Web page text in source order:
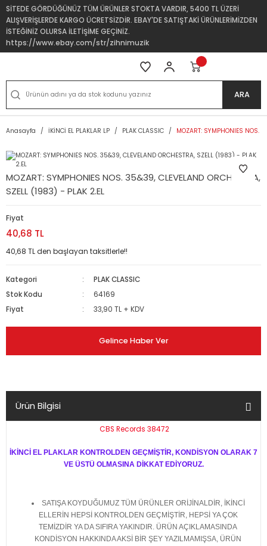
SİTEDE GÖRDÜĞÜNÜZ TÜM ÜRÜNLER STOKTA VARDIR, 5400 TL ÜZERİ
ALIŞVERİŞLERDE KARGO ÜCRETSİZDİR. EBAY'DE SATIŞTAKİ ÜRÜNLERİMİZDEN
İSTEĞİNİZ OLURSA İLETİŞİME GEÇİNİZ.
https://www.ebay.com/str/zihnimuzik
ARA
Anasayfa İKİNCİ EL PLAKLAR LP PLAK CLASSIC MOZART: SYMPHONIES NOS.
MOZART: SYMPHONIES NOS. 35&39, CLEVELAND ORCHESTRA,
SZELL (1983) - PLAK 2.EL
Fiyat
40,68 TL
40,68 TL den başlayan taksitlerle!!
Kategori
PLAK CLASSIC
Stok Kodu
64169
Fiyat
33,90 TL + KDV
Gelince Haber Ver
Ürün Bilgisi
CBS Records 38472
İKİNCİ EL PLAKLAR KONTROLDEN GEÇMİŞTİR, KONDİSYON OLARAK 7
VE ÜSTÜ OLMASINA DİKKAT EDİYORUZ.
SATIŞA KOYDUĞUMUZ TÜM ÜRÜNLER ORİJİNALDİR, İKİNCİ
ELLERİN HEPSİ KONTROLDEN GEÇMİŞTİR, HEPSİ YA ÇOK
TEMİZDİR YA DA SIFIRA YAKINDIR. ÜRÜN AÇIKLAMASINDA
KONDİSYON HAKKINDA AKSİ BİR ŞEY YAZILMAMIŞSA, ÜRÜN